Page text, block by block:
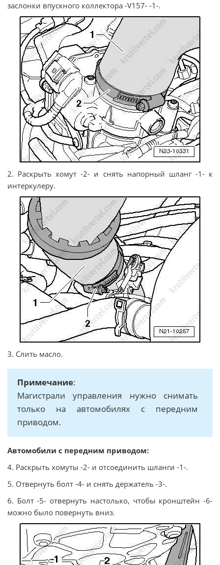
заслонки впускного коллектора -V157- -1-.
2. Раскрыть хомут -2- и снять напорный шланг -1- к
интеркулеру.
3. Слить масло.
Примечание:
Магистрали управления нужно снимать
только на автомобилях с передним
приводом.
Автомобили с передним приводом:
4. Раскрыть хомуты -2- и отсоединить шланги -1-.
5. Отвернуть болт -4- и снять держатель -3-.
6. Болт -5- отвернуть настолько, чтобы кронштейн -6-
можно было повернуть вниз.